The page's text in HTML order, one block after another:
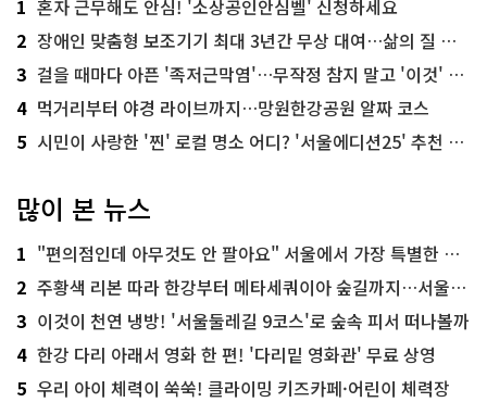
1 혼자 근무해도 안심! '소상공인안심벨' 신청하세요
2 장애인 맞춤형 보조기기 최대 3년간 무상 대여…삶의 질 높인다
3 걸을 때마다 아픈 '족저근막염'…무작정 참지 말고 '이것' 해보세요!
4 먹거리부터 야경 라이브까지…망원한강공원 알짜 코스
5 시민이 사랑한 '찐' 로컬 명소 어디? '서울에디션25' 추천 코스
많이 본 뉴스
1 "편의점인데 아무것도 안 팔아요" 서울에서 가장 특별한 편의점의 정체
2 주황색 리본 따라 한강부터 메타세쿼이아 숲길까지…서울둘레길 15코스
3 이것이 천연 냉방! '서울둘레길 9코스'로 숲속 피서 떠나볼까
4 한강 다리 아래서 영화 한 편! '다리밑 영화관' 무료 상영
5 우리 아이 체력이 쑥쑥! 클라이밍 키즈카페·어린이 체력장